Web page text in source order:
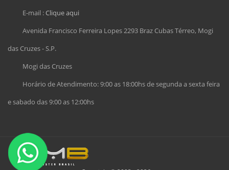
E-mail :Clique aqui
Avenida Francisco Ferreira Lopes 2293 Braz Cubas Térreo, Mogi
das Cruzes - S.P.
Mogi das Cruzes
Horário de Atendimento: 9:00 as 18:00hs de segunda a sexta feira
e sabado das 9:00 as 12:00hs